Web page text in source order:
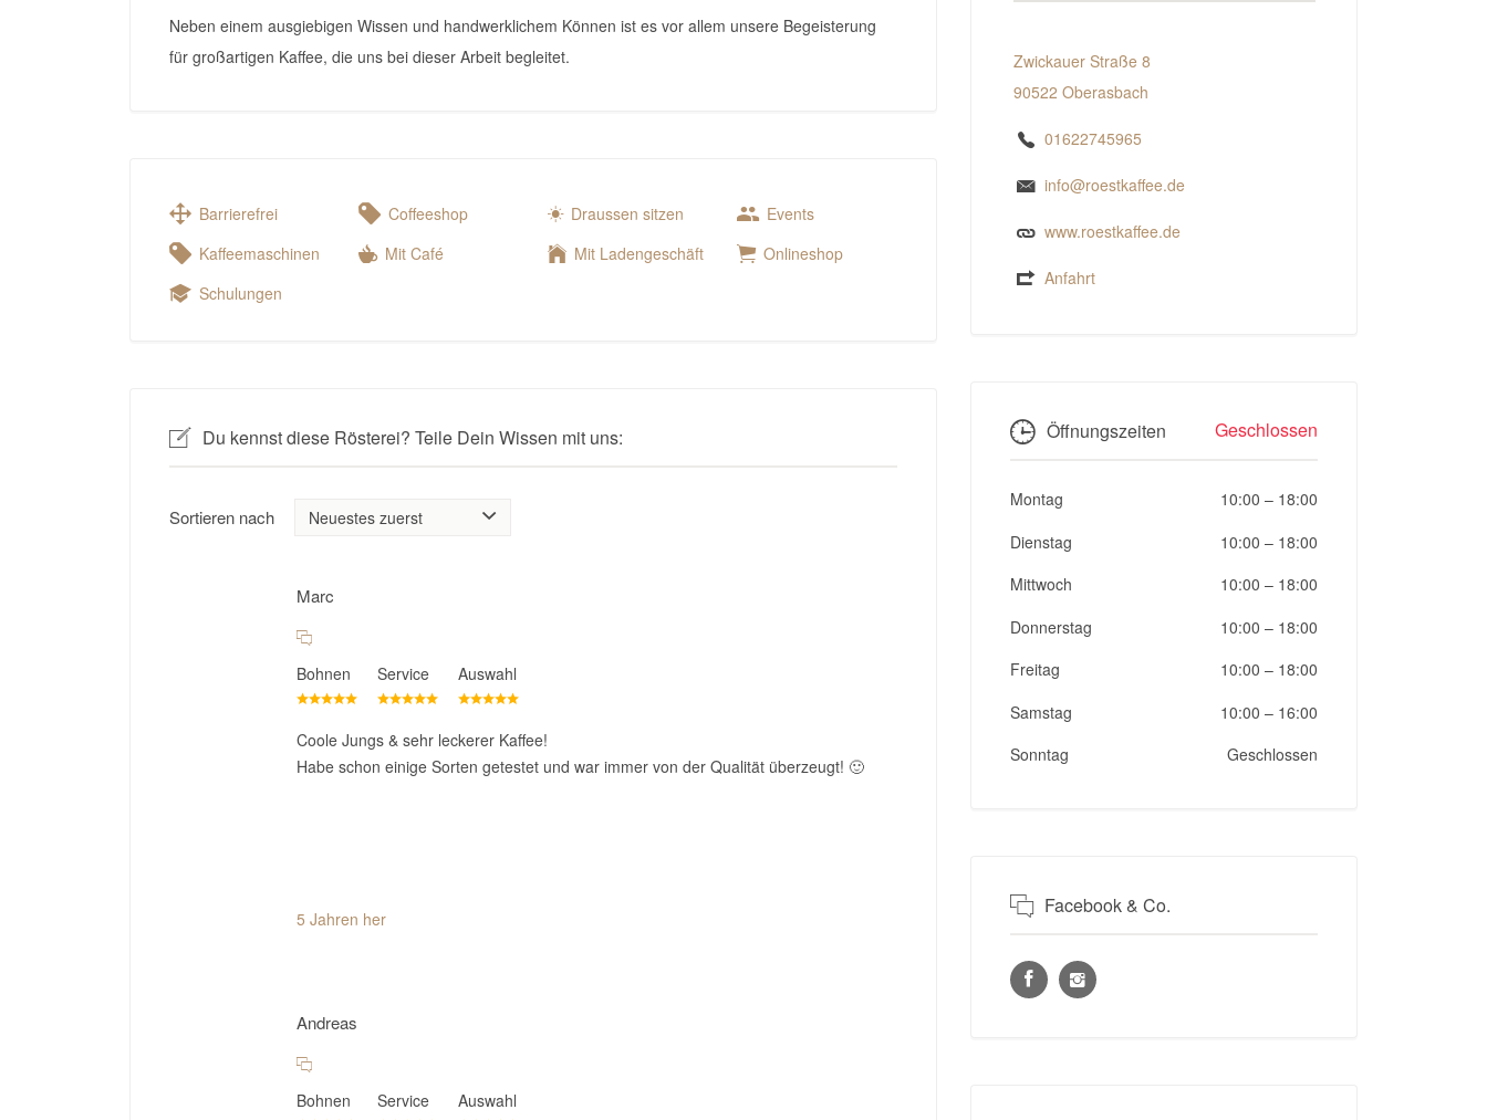
Neben einem ausgiebigen Wissen und handwerklichem Können ist es vor allem unsere Begeisterung
für großartigen Kaffee, die uns bei dieser Arbeit begleitet.
Barrierefrei Coffeeshop Draussen sitzen
Events
Kaffeemaschinen
Mit Café Mit Ladengeschäft
Onlineshop
Schulungen
Du kennst diese Rösterei? Teile Dein Wissen mit uns:
Sortieren nach
Marc
Bohnen Service Auswahl
Coole Jungs & sehr leckerer Kaffee!
Habe schon einige Sorten getestet und war immer von der Qualität überzeugt! 🙂
5 Jahren her
Andreas
Bohnen Service Auswahl
Zwickauer Straße 8
90522 Oberasbach
01622745965
info@roestkaffee.de
www.roestkaffee.de
Anfahrt
Öffnungszeiten Geschlossen
Montag 10:00 – 18:00
Dienstag
10:00 – 18:00
Mittwoch
10:00 – 18:00
Donnerstag
10:00 – 18:00
Freitag
10:00 – 18:00
Samstag
10:00 – 16:00
Sonntag
Geschlossen
Facebook & Co.